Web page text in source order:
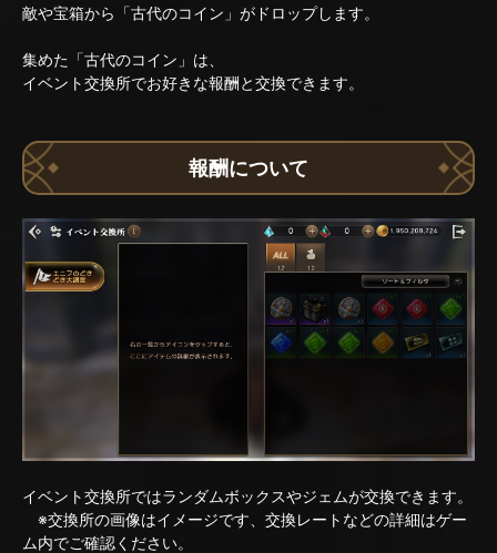
敵や宝箱から「古代のコイン」がドロップします。
集めた「古代のコイン」は、
イベント交換所でお好きな報酬と交換できます。
報酬について
イベント交換所ではランダムボックスやジェムが交換できます。
※交換所の画像はイメージです、交換レートなどの詳細はゲー
ム内でご確認ください。